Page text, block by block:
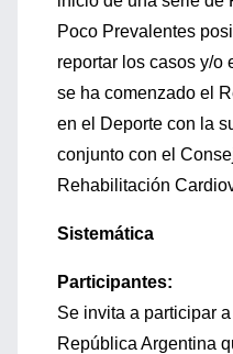
Poco Prevalentes
reportar los casos y/o
se ha comenzado el
en el Deporte con la
conjunto con el
Rehabilitación
Sistemática
Participantes:
Se invita a participar
República Argentina